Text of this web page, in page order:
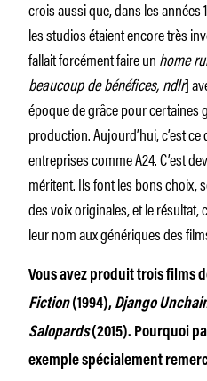
crois aussi que, dans les
les studios étaient encore très
fallait forcément faire unhome
beaucoup de bénéfices, ndlr]
époque de grâce pour certaines
production. Aujourd’hui, c’est
entreprises comme A24. C’est
méritent. Ils font les bons choix,
des voix originales, et le résultat,
leur nom aux génériques des
Vous avez produit trois films
Fiction(1994), Django
Salopards(2015). Pourquoi
exemple spécialement